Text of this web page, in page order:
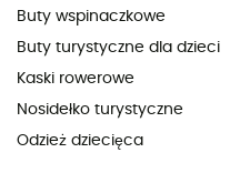
Buty wspinaczkowe
Buty turystyczne dla dzieci
Kaski rowerowe
Nosidełko turystyczne
Odzież dziecięca